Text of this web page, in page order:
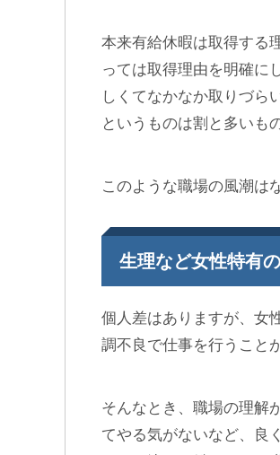
本来有給休暇は取得する
っては取得理由を明確に
しくてなかなか取りづら
というものは割と多いも
このような職場の風潮は
生理など女性特有
個人差はありますが、女
調不良で仕事を行うこと
そんなとき、職場の理解
てやる気がないなど、良